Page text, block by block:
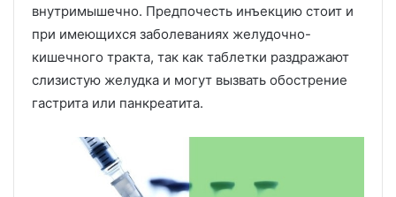
внутримышечно. Предпочесть инъекцию стоит и
при имеющихся заболеваниях желудочно-
кишечного тракта, так как таблетки раздражают
слизистую желудка и могут вызвать обострение
гастрита или панкреатита.